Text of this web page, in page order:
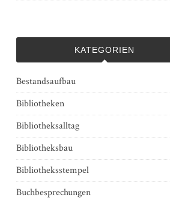
KATEGORIEN
Bestandsaufbau
Bibliotheken
Bibliotheksalltag
Bibliotheksbau
Bibliotheksstempel
Buchbesprechungen